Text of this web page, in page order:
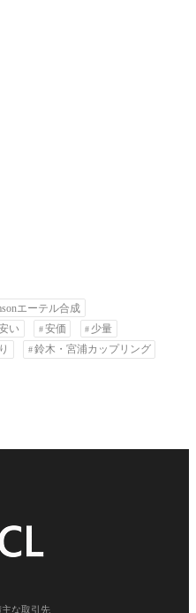
エーテル合成
い 安価
少量
鈴木・宮浦カップリング
主な取引先